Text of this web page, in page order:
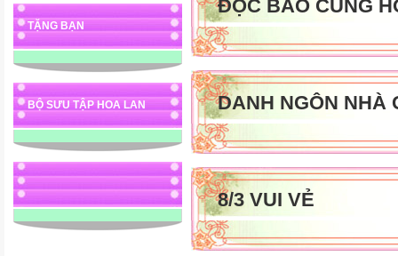
TẶNG BẠN
BỘ SƯU TẬP HOA LAN
ĐỌC BÁO CÙNG
DANH NGÔN NHÀ
8/3 VUI VẺ